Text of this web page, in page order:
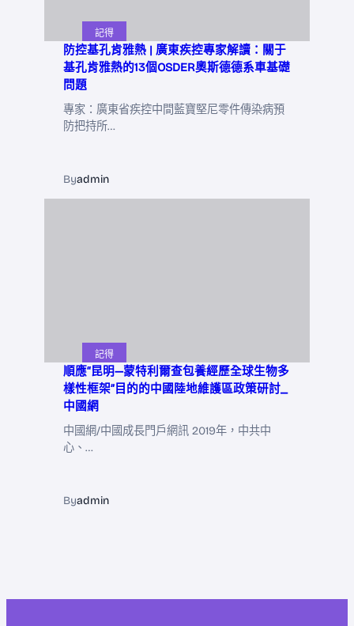
記得
防控基孔肯雅熱 | 廣東疾控專家解讀：關于
基孔肯雅熱的13個OSDER奧斯德德系車基礎
問題
專家：廣東省疾控中間藍寶堅尼零件傳染病預
防把持所…
Byadmin
記得
順應“昆明—蒙特利爾查包養經歷全球生物多
樣性框架”目的的中國陸地維護區政策研討_
中國網
中國網/中國成長門戶網訊 2019年，中共中
心、…
Byadmin